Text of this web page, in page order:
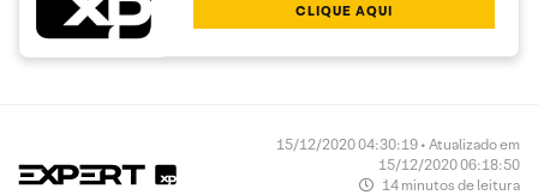
CLIQUE AQUI
15/12/2020 04:30:19 • Atualizado em
15/12/2020 06:18:50
14 minutos de leitura